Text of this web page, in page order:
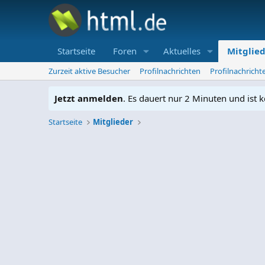
Startseite Foren Aktuelles
Zurzeit aktive Besucher Profilnachrichten
Jetzt anmelden. Es dauert nur 2 Minuten und ist
Startseite Mitglieder